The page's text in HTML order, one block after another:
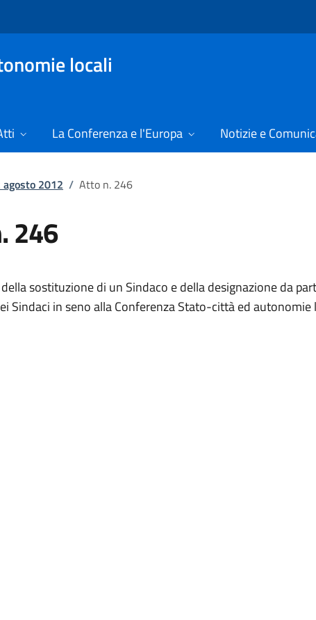
locali
La Conferenza e l'Europa Notizie e
2012 / Atto n. 246
246
sostituzione di un Sindaco e della designazione da
Sindaci in seno alla Conferenza Stato-città ed autonomie